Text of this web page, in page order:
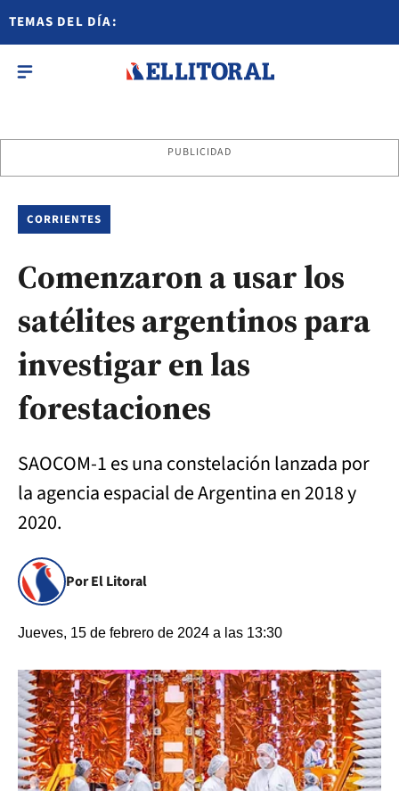
TEMAS DEL DÍA:
PUBLICIDAD
CORRIENTES
Comenzaron a usar los
satélites argentinos para
investigar en las
forestaciones
SAOCOM-1 es una constelación lanzada por
la agencia espacial de Argentina en 2018 y
2020.
Por El Litoral
Jueves, 15 de febrero de 2024 a las 13:30